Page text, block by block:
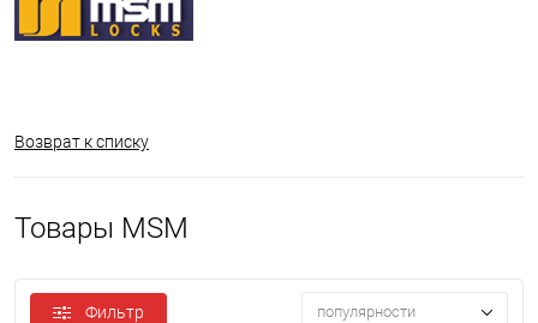
Возврат к списку
Товары MSM
Фильтр популярности